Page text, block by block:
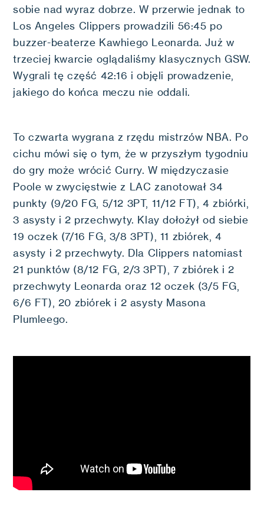
sobie nad wyraz dobrze. W przerwie jednak to
Los Angeles Clippers prowadzili 56:45 po
buzzer-beaterze Kawhiego Leonarda. Już w
trzeciej kwarcie oglądaliśmy klasycznych GSW.
Wygrali tę część 42:16 i objęli prowadzenie,
jakiego do końca meczu nie oddali.
To czwarta wygrana z rzędu mistrzów NBA. Po
cichu mówi się o tym, że w przyszłym tygodniu
do gry może wrócić Curry. W międzyczasie
Poole w zwycięstwie z LAC zanotował 34
punkty (9/20 FG, 5/12 3PT, 11/12 FT), 4 zbiórki,
3 asysty i 2 przechwyty. Klay dołożył od siebie
19 oczek (7/16 FG, 3/8 3PT), 11 zbiórek, 4
asysty i 2 przechwyty. Dla Clippers natomiast
21 punktów (8/12 FG, 2/3 3PT), 7 zbiórek i 2
przechwyty Leonarda oraz 12 oczek (3/5 FG,
6/6 FT), 20 zbiórek i 2 asysty Masona
Plumleego.